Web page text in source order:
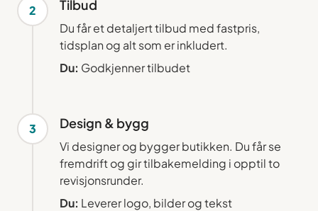
2 Tilbud
Du får et detaljert tilbud med fastpris,
tidsplan og alt som er inkludert.
Du: Godkjenner tilbudet
3 Design & bygg
Vi designer og bygger butikken. Du får se
fremdrift og gir tilbakemelding i opptil to
revisjonsrunder.
Du: Leverer logo, bilder og tekst